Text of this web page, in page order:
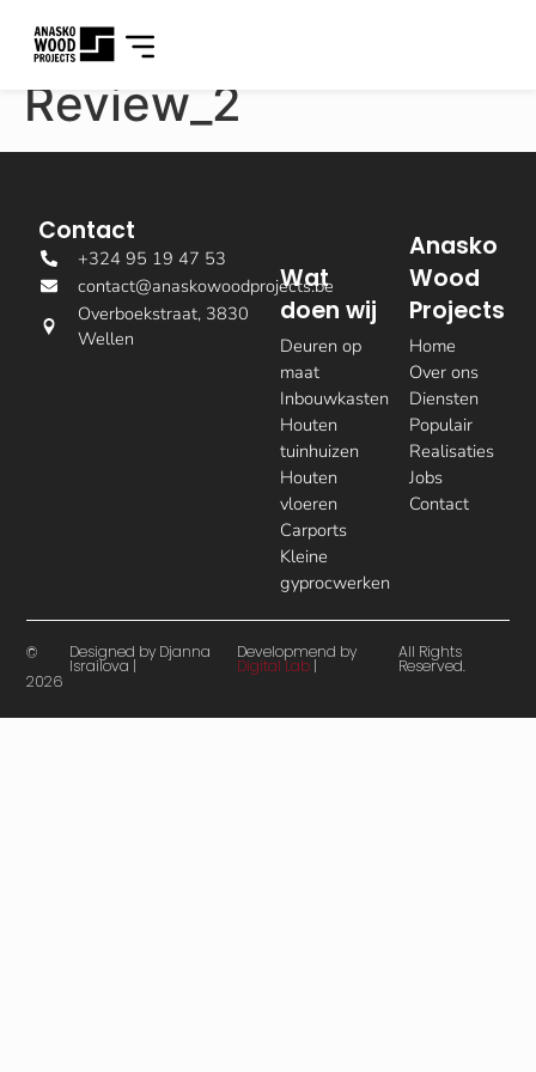
Review_2
Anasko
Wood
Projects
Home
Over ons
Diensten
Populair
Realisaties
Jobs
Contact
Wat
doen wij
Deuren op
maat
Inbouwkasten
Houten
tuinhuizen
Houten
vloeren
Carports
Kleine
gyprocwerken
Contact
+324 95 19 47 53
contact@anaskowoodprojects.be
Overboekstraat, 3830
Wellen
©
2026
Designed by Djanna
Israilova |
Developmend by
Digital Lab |
All Rights
Reserved.